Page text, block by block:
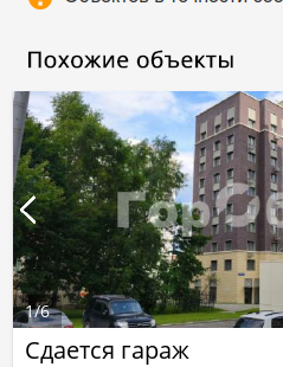
Сдается гараж
1/6